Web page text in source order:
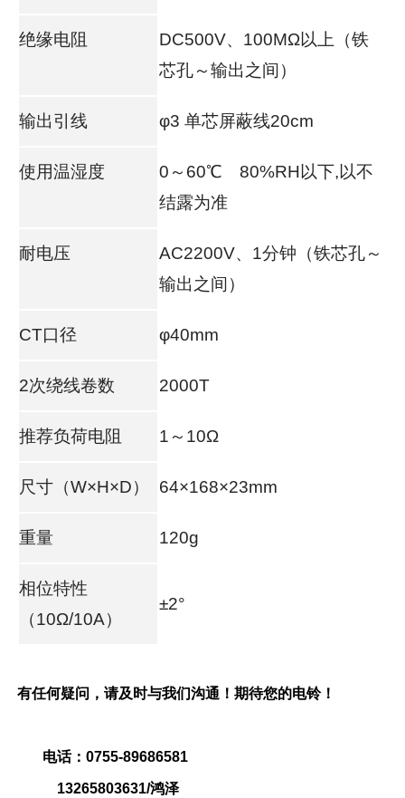
绝缘电阻
DC500V、100MΩ以上（铁
芯孔～输出之间）
输出引线 φ3 单芯屏蔽线20cm
使用温湿度
0～60℃ 80%RH以下,以不
结露为准
耐电压
AC2200V、1分钟（铁芯孔～
输出之间）
CT口径 φ40mm
2次绕线卷数 2000T
推荐负荷电阻 1～10Ω
尺寸（W×H×D） 64×168×23mm
重量 120g
相位特性
（10Ω/10A）
±2°
有任何疑问，请及时与我们沟通！期待您的电铃！
电话：0755-89686581
13265803631/鸿泽